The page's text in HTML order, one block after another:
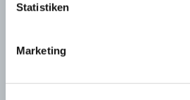
Statistiken
Marketing